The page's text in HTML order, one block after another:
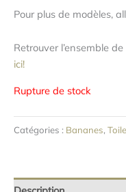
Pour plus de modèles,
Retrouver l’ensemble
ici!
Rupture de stock
Catégories : Bananes,